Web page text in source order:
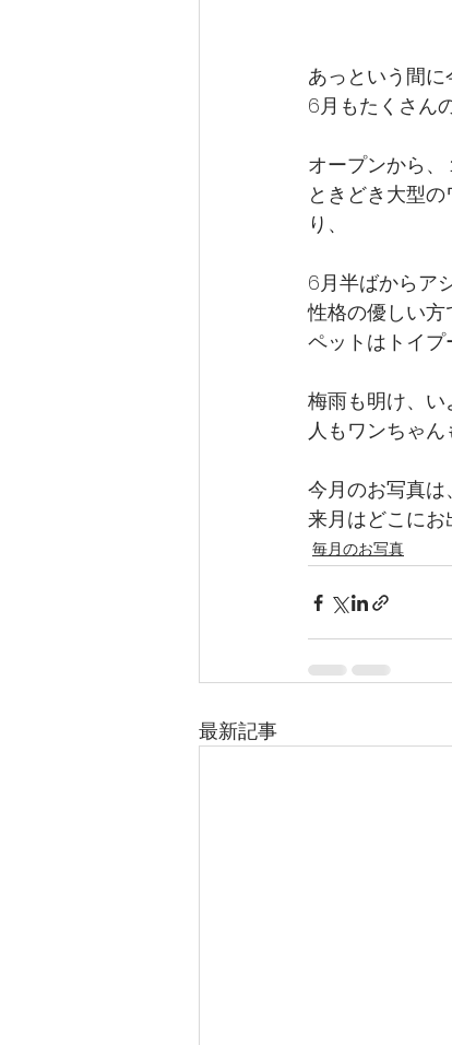
あっという間に
6月もたくさん
オープンから、
ときどき大型
り、
6月半ばからア
性格の優しい
ペットはトイプ
梅雨も明け、い
人もワンちゃん
今月のお写真は
来月はどこに
毎月のお写真
最新記事